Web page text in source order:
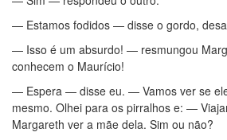
— Estamos fodidos — disse o gordo,
— Isso é um absurdo! — resmungou
conhecem o Maurício!
— Espera — disse eu. — Vamos ver se
mesmo. Olhei para os pirralhos e: —
Margareth ver a mãe dela. Sim ou não?